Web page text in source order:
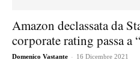
Amazon declassata da
corporate rating passa a
Domenico Vastante - 16 Dicembre 2021